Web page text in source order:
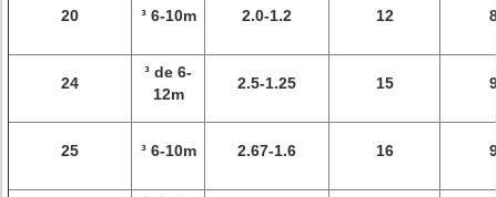
20 ³ 6-10m 2.0-1.2 12 8
24
³ de 6-
12m
2.5-1.25 15 9
25 ³ 6-10m 2.67-1.6 16 9